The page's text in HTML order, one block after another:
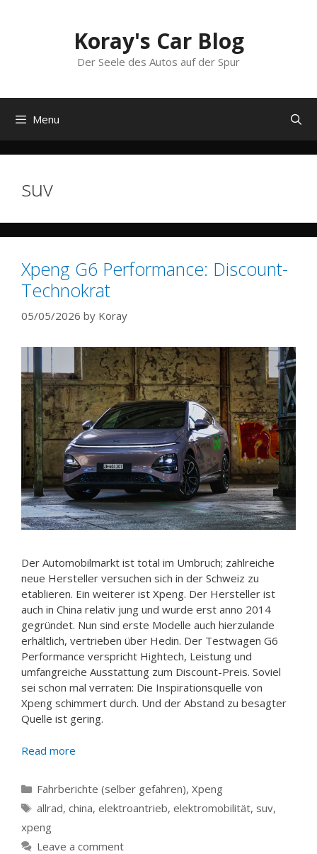
Koray's Car Blog
Der Seele des Autos auf der Spur
Menu
suv
Xpeng G6 Performance: Discount-
Technokrat
05/05/2026 by Koray
Der Automobilmarkt ist total im Umbruch; zahlreiche
neue Hersteller versuchen sich in der Schweiz zu
etablieren. Ein weiterer ist Xpeng. Der Hersteller ist
auch in China relativ jung und wurde erst anno 2014
gegründet. Nun sind erste Modelle auch hierzulande
erhältlich, vertrieben über Hedin. Der Testwagen G6
Performance verspricht Hightech, Leistung und
umfangreiche Ausstattung zum Discount-Preis. Soviel
sei schon mal verraten: Die Inspirationsquelle von
Xpeng schimmert durch. Und der Abstand zu besagter
Quelle ist gering.
Read more
Categories
Fahrberichte (selber gefahren), Xpeng
Tags
allrad, china, elektroantrieb, elektromobilität, suv,
xpeng
Leave a comment